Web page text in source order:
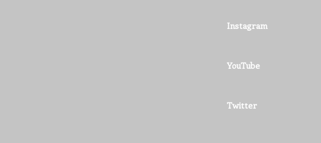
Instagram
YouTube
Twitter